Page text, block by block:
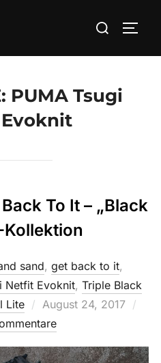
Suchen
PUMA Tsugi
To It – „Black
Kollektion
sand, get back to it,
Netfit Evoknit, Triple Black
Lite
Veröffentlicht
am
August 24, 2017